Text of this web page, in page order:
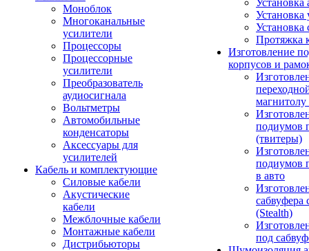
Моноблок
Многоканальные
усилители
Процессоры
Процессорные
усилители
Преобразователь
аудиосигнала
Вольтметры
Автомобильные
конденсаторы
Аксессуары для
усилителей
Кабель и комплектующие
Силовые кабели
Акустические
кабели
Межблочные кабели
Монтажные кабели
Дистрибьюторы
Установка
Установка
Установка
Протяжка
Изготовление
корпусов и
подиумов
(твитеры)
подиумов
в авто
сабвуфера
(Stealth)
под